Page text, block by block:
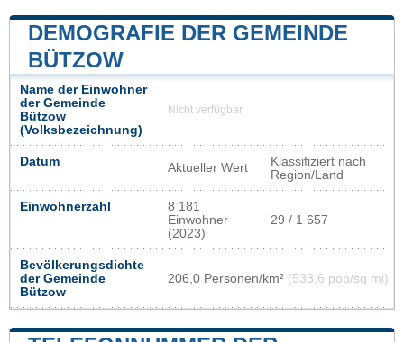
DEMOGRAFIE DER GEMEINDE
BÜTZOW
Name der Einwohner
der Gemeinde
Bützow
(Volksbezeichnung)
Nicht verfügbar
Datum Aktueller Wert
Klassifiziert nach
Region/Land
Einwohnerzahl
8 181
Einwohner
(2023)
29 / 1 657
Bevölkerungsdichte
der Gemeinde
Bützow
206,0 Personen/km² (533,6 pop/sq mi)